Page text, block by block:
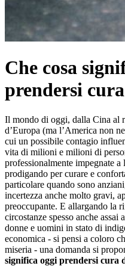
Che cosa
prendersi
Il mondo di oggi, dalla Cina al
d’Europa (ma l’America non
cui un possibile contagio
vita di milioni e milioni di
professionalmente impegnate
prodigando per curare e
particolare quando sono
incertezza anche molto gravi,
preoccupante. E allargando la
circostanze spesso anche
donne e uomini in stato di
economica - si pensi a coloro
miseria - una domanda si
significa oggi prendersi cura